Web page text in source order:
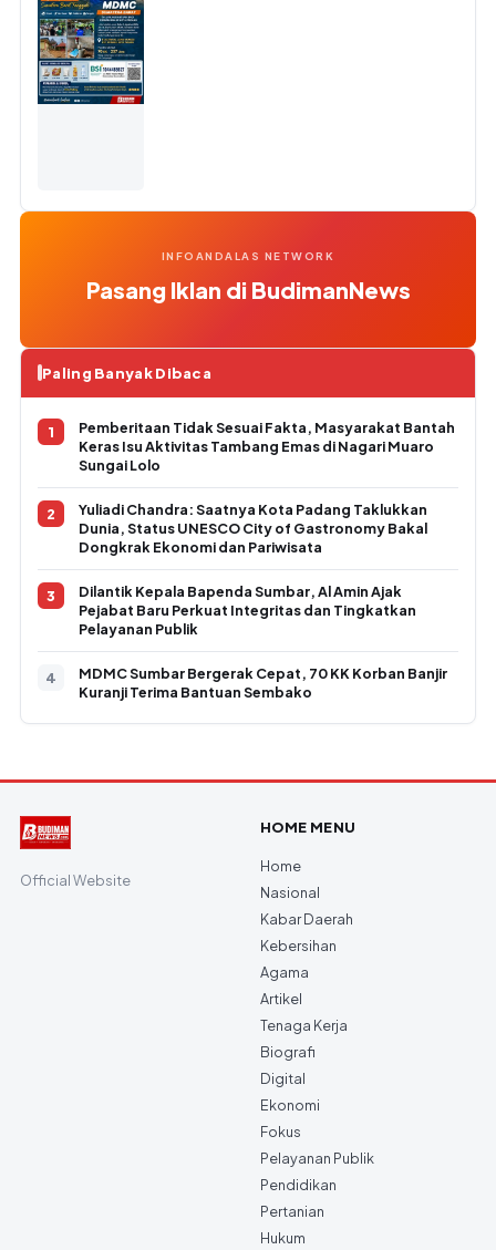
INFOANDALAS NETWORK
Pasang Iklan di BudimanNews
Paling Banyak Dibaca
Pemberitaan Tidak Sesuai Fakta, Masyarakat Bantah
Keras Isu Aktivitas Tambang Emas di Nagari Muaro
Sungai Lolo
Yuliadi Chandra: Saatnya Kota Padang Taklukkan
Dunia, Status UNESCO City of Gastronomy Bakal
Dongkrak Ekonomi dan Pariwisata
Dilantik Kepala Bapenda Sumbar, Al Amin Ajak
Pejabat Baru Perkuat Integritas dan Tingkatkan
Pelayanan Publik
MDMC Sumbar Bergerak Cepat, 70 KK Korban Banjir
Kuranji Terima Bantuan Sembako
Official Website
HOME MENU
Home
Nasional
Kabar Daerah
Kebersihan
Agama
Artikel
Tenaga Kerja
Biografi
Digital
Ekonomi
Fokus
Pelayanan Publik
Pendidikan
Pertanian
Hukum